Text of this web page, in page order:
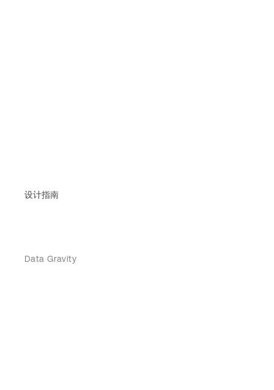
设计指南
Data Gravity